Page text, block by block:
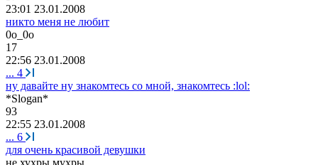
23:01 23.01.2008
никто меня не любит
0о _0о
17
22:56 23.01.2008
... 4
ну давайте ну знакомтесь со мной, знакомтесь :lol:
*Slogan*
93
22:55 23.01.2008
... 6
для очень красивой девушки
не хухры мухры